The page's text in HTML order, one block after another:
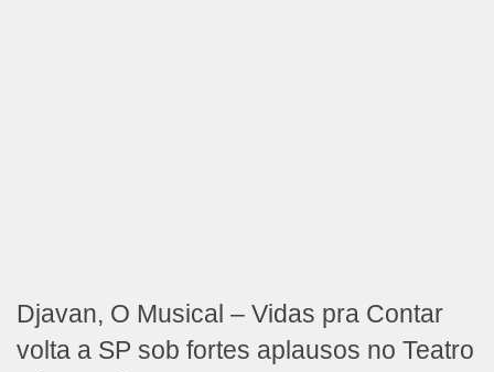
Djavan, O Musical – Vidas pra Contar
volta a SP sob fortes aplausos no Teatro